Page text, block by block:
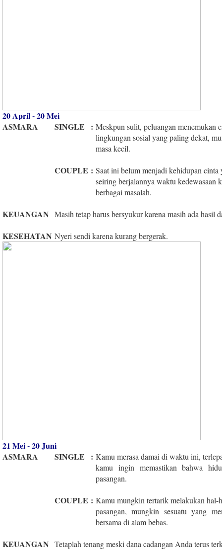
20 April - 20 Mei
ASMARA
SINGLE : Meskpun sulit, peluangan menemukan
lingkungan sosial yang paling dekat,
masa kecil.
COUPLE : Saat ini belum menjadi kehidupan
seiring berjalannya waktu kedewasaan
berbagai masalah.
KEUANGAN Masih tetap harus bersyukur karena masih ada hasil
KESEHATAN Nyeri sendi karena kurang bergerak.
21 Mei - 20 Juni
ASMARA
SINGLE : Kamu merasa damai di waktu ini,
kamu ingin memastikan bahwa
pasangan.
COUPLE : Kamu mungkin tertarik melakukan hal-
pasangan, mungkin sesuatu yang
bersama di alam bebas.
KEUANGAN Tetaplah tenang meski dana cadangan Anda terus